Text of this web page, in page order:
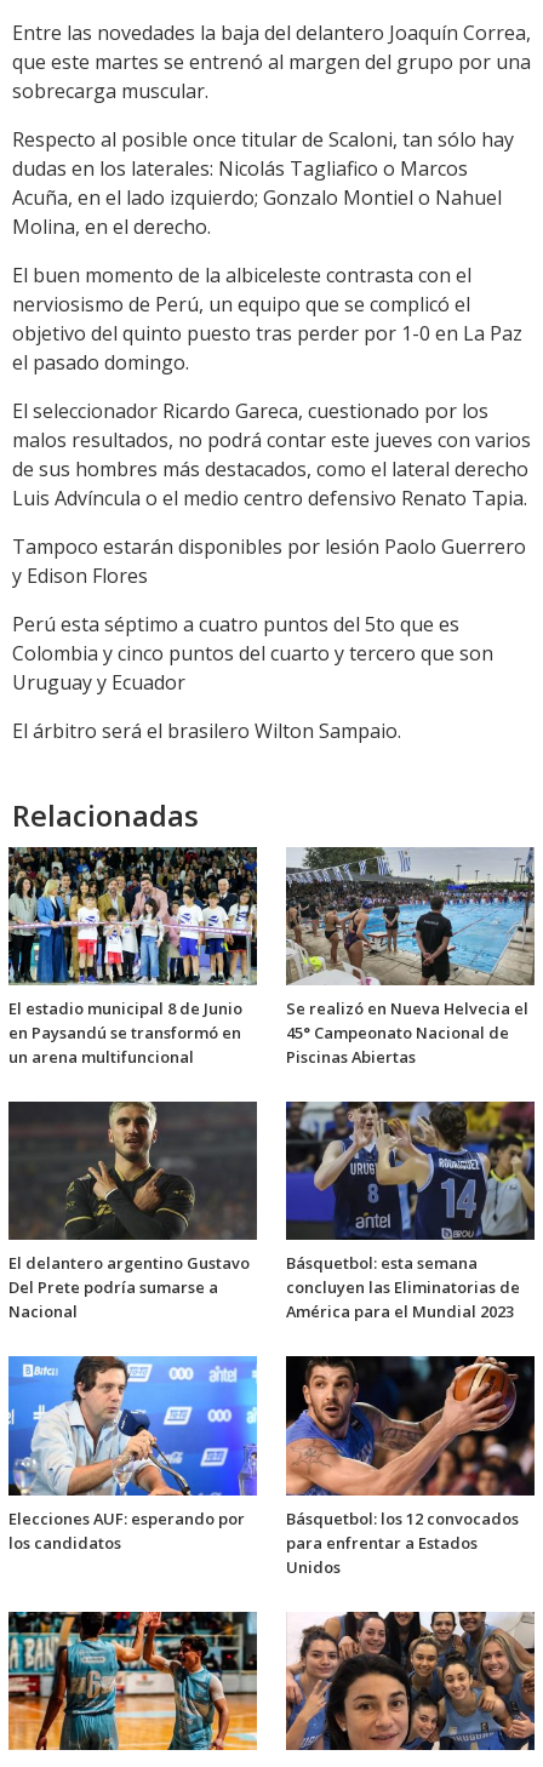
Entre las novedades la baja del delantero Joaquín Correa,
que este martes se entrenó al margen del grupo por una
sobrecarga muscular.
Respecto al posible once titular de Scaloni, tan sólo hay
dudas en los laterales: Nicolás Tagliafico o Marcos
Acuña, en el lado izquierdo; Gonzalo Montiel o Nahuel
Molina, en el derecho.
El buen momento de la albiceleste contrasta con el
nerviosismo de Perú, un equipo que se complicó el
objetivo del quinto puesto tras perder por 1-0 en La Paz
el pasado domingo.
El seleccionador Ricardo Gareca, cuestionado por los
malos resultados, no podrá contar este jueves con varios
de sus hombres más destacados, como el lateral derecho
Luis Advíncula o el medio centro defensivo Renato Tapia.
Tampoco estarán disponibles por lesión Paolo Guerrero
y Edison Flores
Perú esta séptimo a cuatro puntos del 5to que es
Colombia y cinco puntos del cuarto y tercero que son
Uruguay y Ecuador
El árbitro será el brasilero Wilton Sampaio.
Relacionadas
El estadio municipal 8 de Junio
en Paysandú se transformó en
un arena multifuncional
Se realizó en Nueva Helvecia el
45° Campeonato Nacional de
Piscinas Abiertas
El delantero argentino Gustavo
Del Prete podría sumarse a
Nacional
Básquetbol: esta semana
concluyen las Eliminatorias de
América para el Mundial 2023
Elecciones AUF: esperando por
los candidatos
Básquetbol: los 12 convocados
para enfrentar a Estados
Unidos